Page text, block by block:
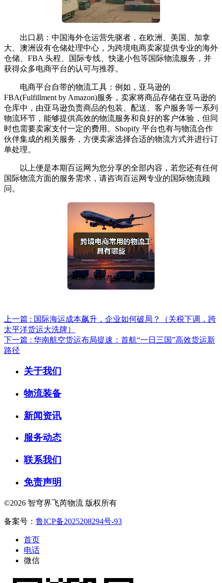
出口易：中国海外仓运营先驱者，在欧洲、美国、加拿
大、澳洲设有仓储处理中心，为跨境电商卖家提供专业的海外
仓储、FBA 头程、国际专线、快递小包等国际物流服务，并
获得众多电商平台的认可与推荐。
电商平台自带的物流工具：例如，亚马逊的
FBA(Fulfillment by Amazon)服务，卖家将商品存储在亚马逊的
仓库中，由亚马逊负责商品的包装、配送、客户服务等一系列
物流环节，能够提供高效的物流服务和良好的客户体验，但同
时也需要卖家支付一定的费用。Shopify 平台也有与物流合作
伙伴集成的相关服务，方便卖家选择合适的物流方式并进行订
单处理。
以上便是本期百运网为您分享的全部内容，若您还有任何
国际物流方面的服务需求，请咨询百运网专业的国际物流顾
问。
上一篇 : 国际海运成本飙升，企业如何破局？（关税下调，跨
太平洋货运大洗牌）
下一篇 : 华南航空货运布局提速：首航“一日三国”高效货运新
路径
关于我们
物流装备
新闻资讯
服务动态
联系我们
免责声明
©2026 智穹界飞芮物流 版权所有
备案号： 鲁ICP备2025208294号-93
首页
电话
微信